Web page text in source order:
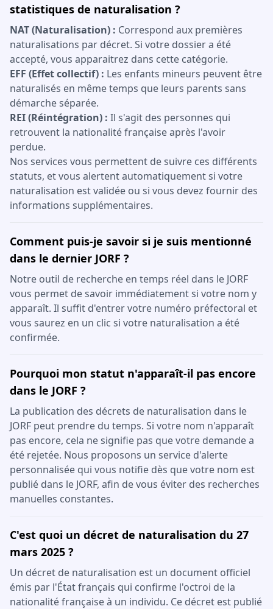
statistiques de naturalisation ?
NAT (Naturalisation) : Correspond aux premières
naturalisations par décret. Si votre dossier a été
accepté, vous apparaitrez dans cette catégorie.
EFF (Effet collectif) : Les enfants mineurs peuvent être
naturalisés en même temps que leurs parents sans
démarche séparée.
REI (Réintégration) : Il s'agit des personnes qui
retrouvent la nationalité française après l'avoir
perdue.
Nos services vous permettent de suivre ces différents
statuts, et vous alertent automatiquement si votre
naturalisation est validée ou si vous devez fournir des
informations supplémentaires.
Comment puis-je savoir si je suis mentionné
dans le dernier JORF ?
Notre outil de recherche en temps réel dans le JORF
vous permet de savoir immédiatement si votre nom y
apparaît. Il suffit d'entrer votre numéro préfectoral et
vous saurez en un clic si votre naturalisation a été
confirmée.
Pourquoi mon statut n'apparaît-il pas encore
dans le JORF ?
La publication des décrets de naturalisation dans le
JORF peut prendre du temps. Si votre nom n'apparaît
pas encore, cela ne signifie pas que votre demande a
été rejetée. Nous proposons un service d'alerte
personnalisée qui vous notifie dès que votre nom est
publié dans le JORF, afin de vous éviter des recherches
manuelles constantes.
C'est quoi un décret de naturalisation du 27
mars 2025 ?
Un décret de naturalisation est un document officiel
émis par l'État français qui confirme l'octroi de la
nationalité française à un individu. Ce décret est publié